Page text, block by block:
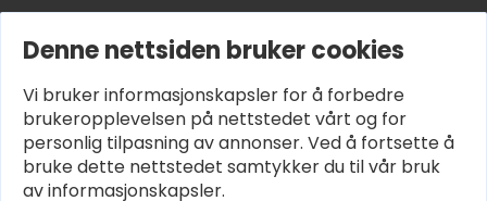
OM OSS
KJØPSVILKÅR OG BETINGELSER
PERSONVERN
Denne nettsiden bruker cookies
Vi bruker informasjonskapsler for å forbedre
brukeropplevelsen på nettstedet vårt og for
personlig tilpasning av annonser. Ved å fortsette å
bruke dette nettstedet samtykker du til vår bruk
av informasjonskapsler.